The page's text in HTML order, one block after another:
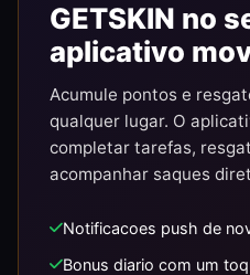
GETSKIN no
aplicativo
Acumule pontos e
qualquer lugar. O
completar tarefas,
acompanhar saques
Notificacoes push de
Bonus diario com um